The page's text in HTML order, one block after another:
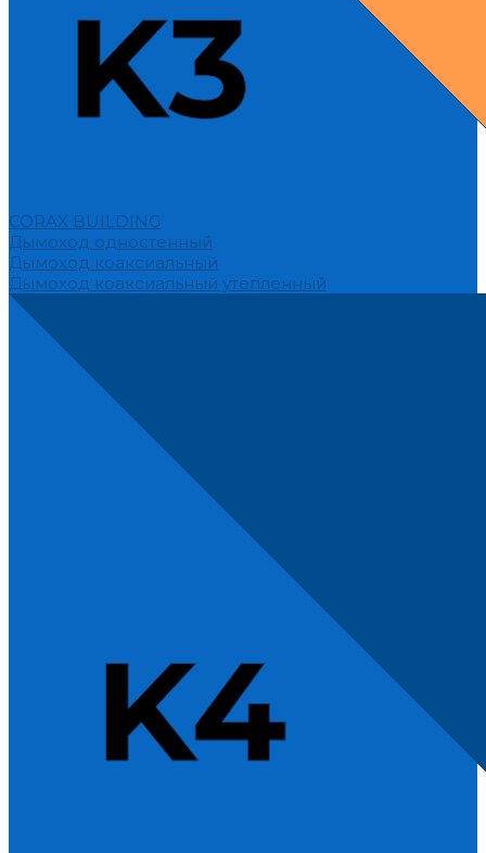
CORAX BUILDING
Дымоход одностенный
Дымоход коаксиальный
Дымоход коаксиальный утепленный